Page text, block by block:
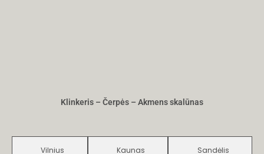
Klinkeris – Čerpės – Akmens skalūnas
Vilnius Kaunas Sandėlis